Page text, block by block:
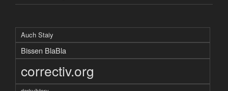
Auch Staiy
Bissen BlaBla
correctiv.org